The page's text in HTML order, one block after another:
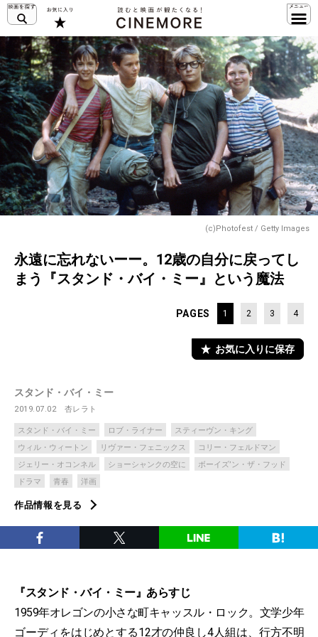
(c)Photofest / Getty Images
永遠に忘れないーー。12歳の自分に戻ってし
まう『スタンド・バイ・ミー』という魔法
PAGES 1 2 3 4
お気に入りに保存
スタンド・バイ・ミー
2019.07.02 杏レラト
スタンド・バイ・ミー ロブ・ライナー
スティーヴン・キング
ウィル・ウィートン
リヴァー・フェニックス
コリー・フェルドマン
ジェリー・オコンネル
ショーシャンクの空に
ボーイズ’ン・ザ・フッド
ドラマ
青春 洋画
作品情報を見る
『スタンド・バイ・ミー』あらすじ
1959年オレゴンの小さな町キャッスル・ロック。文学少年
ゴーディをはじめとする12才の仲良し4人組は、行方不明